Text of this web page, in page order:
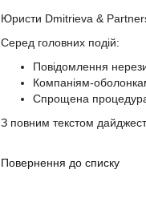
Юристи Dmitrieva &
Серед головних подій:
Повідомлення
Компаніям-оболонкам
Спрощена процедура
З повним текстом
Повернення до списку